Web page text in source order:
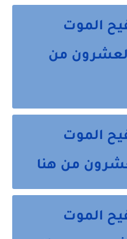
الموت
من
الموت
من هنا
الموت